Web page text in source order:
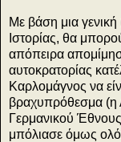
Με βάση μια
Ιστορίας, θα
απόπειρα
αυτοκρατορίας
Καρλομάγνος να
βραχυπρόθεσμα (η
Γερμανικού Έθνους
μπόλιασε όμως